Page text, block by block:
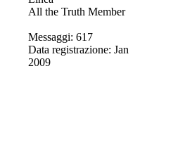
All the Truth Member
Messaggi: 617
Data registrazione: Jan
2009